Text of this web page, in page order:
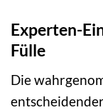
Experten-
Fülle
Die